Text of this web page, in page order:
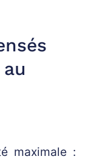
maximale :